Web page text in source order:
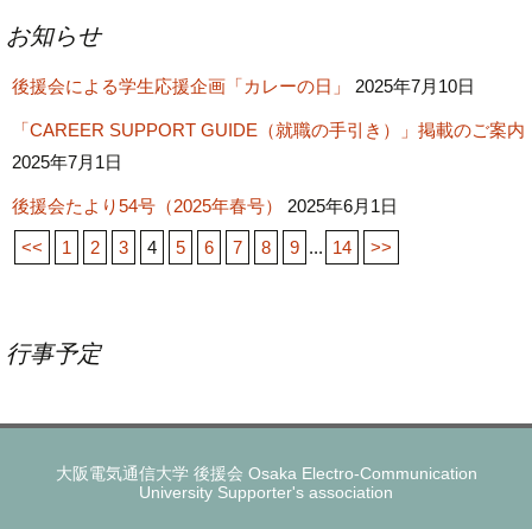
お知らせ
後援会による学生応援企画「カレーの日」 2025年7月10日
「CAREER SUPPORT GUIDE（就職の手引き）」掲載のご案内
2025年7月1日
後援会たより54号（2025年春号） 2025年6月1日
<< 1 2 3 4 5 6 7 8 9 ... 14 >>
行事予定
大阪電気通信大学 後援会 Osaka Electro-Communication
University Supporter's association